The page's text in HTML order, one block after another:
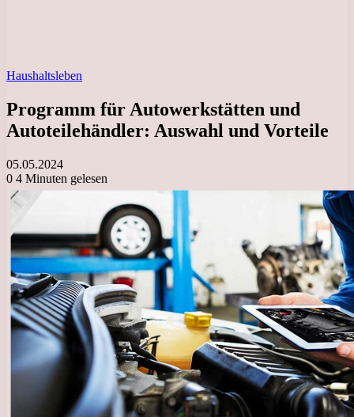
Haushaltsleben
Programm für Autowerkstätten und
Autoteilehändler: Auswahl und Vorteile
05.05.2024
0 4 Minuten gelesen